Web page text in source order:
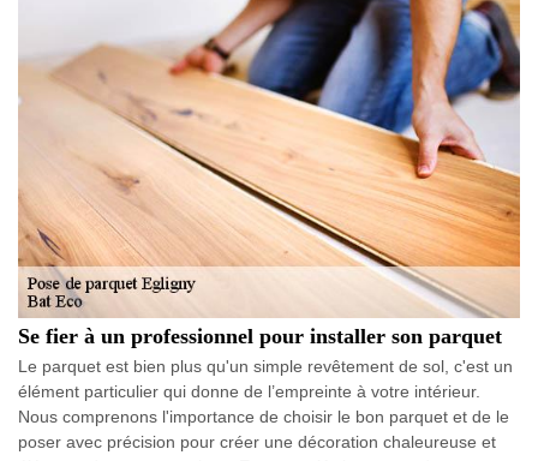
Se fier à un professionnel pour installer son parquet
Le parquet est bien plus qu'un simple revêtement de sol, c'est un
élément particulier qui donne de l’empreinte à votre intérieur.
Nous comprenons l'importance de choisir le bon parquet et de le
poser avec précision pour créer une décoration chaleureuse et